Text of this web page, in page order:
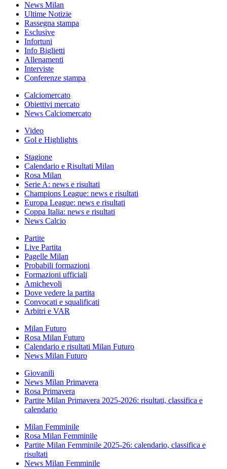
News Milan
Ultime Notizie
Rassegna stampa
Esclusive
Infortuni
Info Biglietti
Allenamenti
Interviste
Conferenze stampa
Calciomercato
Obiettivi mercato
News Calciomercato
Video
Gol e Highlights
Stagione
Calendario e Risultati Milan
Rosa Milan
Serie A: news e risultati
Champions League: news e risultati
Europa League: news e risultati
Coppa Italia: news e risultati
News Calcio
Partite
Live Partita
Pagelle Milan
Probabili formazioni
Formazioni ufficiali
Amichevoli
Dove vedere la partita
Convocati e squalificati
Arbitri e VAR
Milan Futuro
Rosa Milan Futuro
Calendario e risultati Milan Futuro
News Milan Futuro
Giovanili
News Milan Primavera
Rosa Primavera
Partite Milan Primavera 2025-2026: risultati, classifica e
calendario
Milan Femminile
Rosa Milan Femminile
Partite Milan Femminile 2025-26: calendario, classifica e
risultati
News Milan Femminile